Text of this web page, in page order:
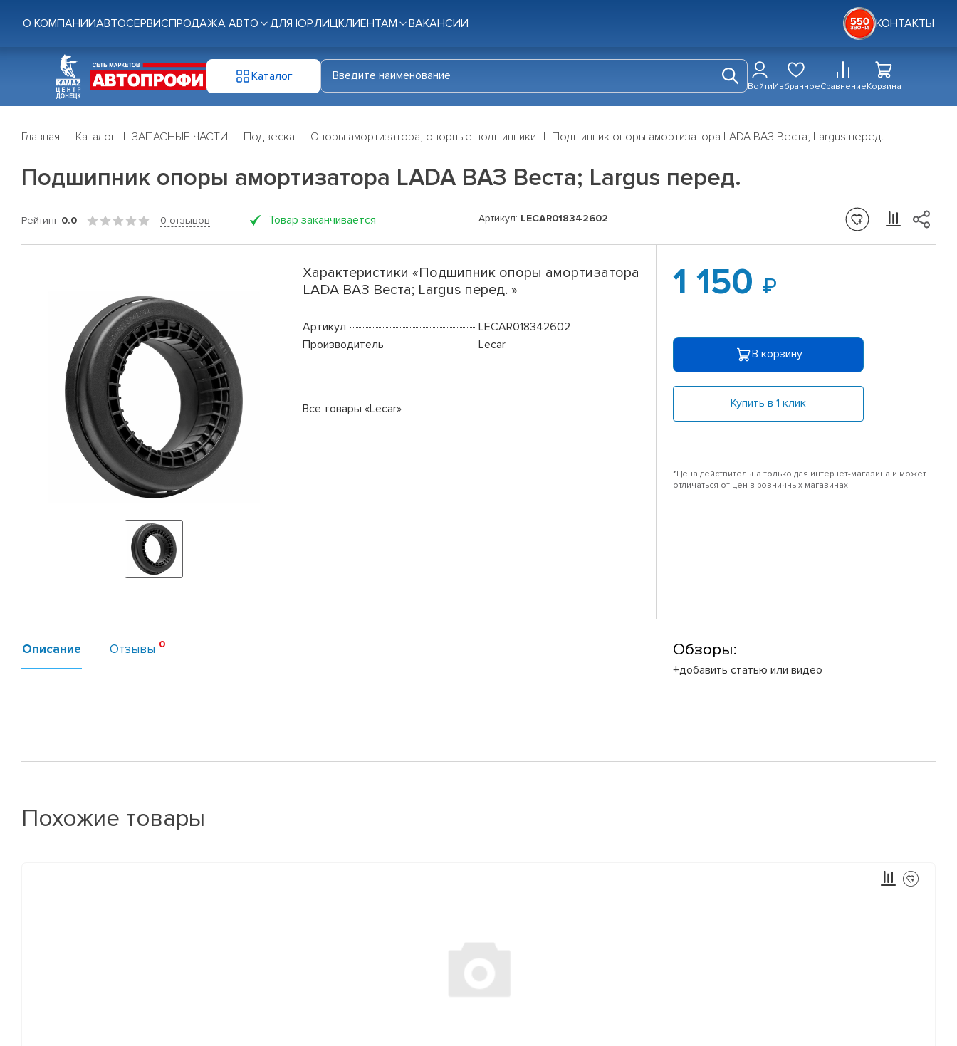
О КОМПАНИИАВТОСЕРВИСПРОДАЖА АВТО ДЛЯ ЮР.ЛИЦКЛИЕНТАМ ВАКАНСИИ КОНТАКТЫ
Каталог
ВойтиИзбранноеСравнениеКорзина
Главная Каталог ЗАПАСНЫЕ ЧАСТИ Подвеска Опоры амортизатора, опорные подшипники Подшипник опоры амортизатора LADA ВАЗ Веста; Largus перед.
Подшипник опоры амортизатора LADA ВАЗ Веста; Largus перед.
Рейтинг 0.0 0 отзывов Товар заканчивается Артикул: LECAR018342602
Характеристики «Подшипник опоры амортизатора
LADA ВАЗ Веста; Largus перед. »
Артикул
LECAR018342602
Производитель
Lecar
Все товары «Lecar»
1 150
В корзину
Купить в 1 клик
*Цена действительна только для интернет-магазина и может
отличаться от цен в розничных магазинах
Описание Отзывы Обзоры:
+добавить статью или видео
Похожие товары